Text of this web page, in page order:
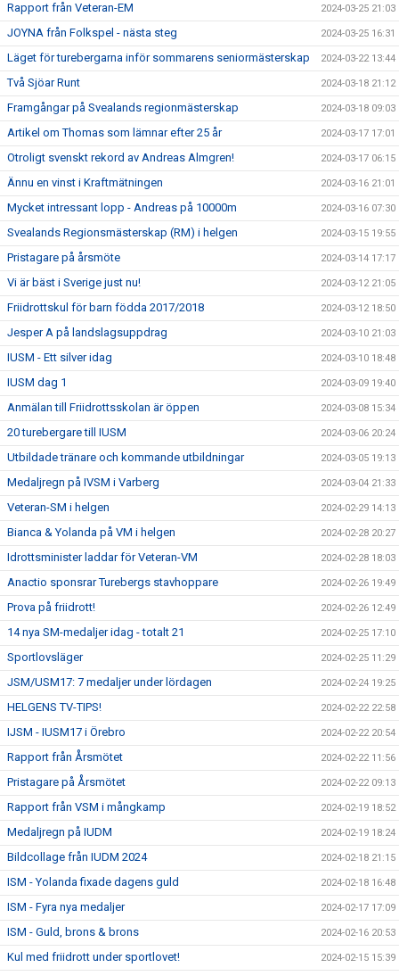
Rapport från Veteran-EM 2024-03-25 21:03
JOYNA från Folkspel - nästa steg 2024-03-25 16:31
Läget för turebergarna inför sommarens seniormästerskap 2024-03-22 13:44
Två Sjöar Runt 2024-03-18 21:12
Framgångar på Svealands regionmästerskap 2024-03-18 09:03
Artikel om Thomas som lämnar efter 25 år 2024-03-17 17:01
Otroligt svenskt rekord av Andreas Almgren! 2024-03-17 06:15
Ännu en vinst i Kraftmätningen 2024-03-16 21:01
Mycket intressant lopp - Andreas på 10000m 2024-03-16 07:30
Svealands Regionsmästerskap (RM) i helgen 2024-03-15 19:55
Pristagare på årsmöte 2024-03-14 17:17
Vi är bäst i Sverige just nu! 2024-03-12 21:05
Friidrottskul för barn födda 2017/2018 2024-03-12 18:50
Jesper A på landslagsuppdrag 2024-03-10 21:03
IUSM - Ett silver idag 2024-03-10 18:48
IUSM dag 1 2024-03-09 19:40
Anmälan till Friidrottsskolan är öppen 2024-03-08 15:34
20 turebergare till IUSM 2024-03-06 20:24
Utbildade tränare och kommande utbildningar 2024-03-05 19:13
Medaljregn på IVSM i Varberg 2024-03-04 21:33
Veteran-SM i helgen 2024-02-29 14:13
Bianca & Yolanda på VM i helgen 2024-02-28 20:27
Idrottsminister laddar för Veteran-VM 2024-02-28 18:03
Anactio sponsrar Turebergs stavhoppare 2024-02-26 19:49
Prova på friidrott! 2024-02-26 12:49
14 nya SM-medaljer idag - totalt 21 2024-02-25 17:10
Sportlovsläger 2024-02-25 11:29
JSM/USM17: 7 medaljer under lördagen 2024-02-24 19:25
HELGENS TV-TIPS! 2024-02-22 22:58
IJSM - IUSM17 i Örebro 2024-02-22 20:54
Rapport från Årsmötet 2024-02-22 11:56
Pristagare på Årsmötet 2024-02-22 09:13
Rapport från VSM i mångkamp 2024-02-19 18:52
Medaljregn på IUDM 2024-02-19 18:24
Bildcollage från IUDM 2024 2024-02-18 21:15
ISM - Yolanda fixade dagens guld 2024-02-18 16:48
ISM - Fyra nya medaljer 2024-02-17 17:09
ISM - Guld, brons & brons 2024-02-16 20:53
Kul med friidrott under sportlovet! 2024-02-15 15:39